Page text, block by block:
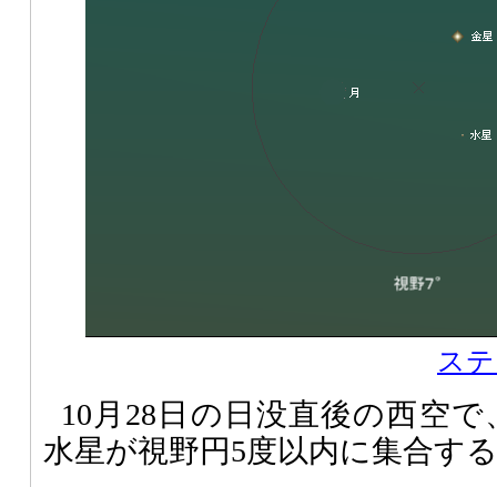
ス
10月28日の日没直後の西空
水星が視野円5度以内に集合す